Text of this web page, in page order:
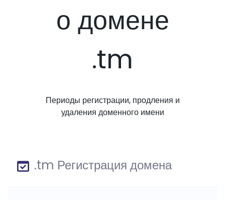
о домене
.tm
Периоды регистрации, продления и
удаления доменного имени
.tm Регистрация домена